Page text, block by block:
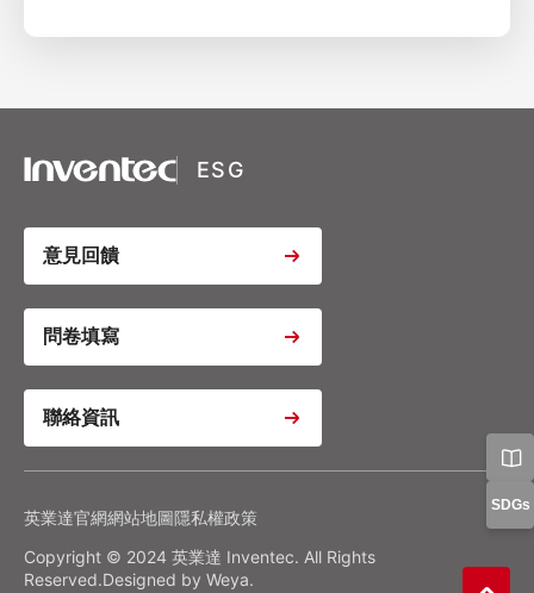
SDGs
全部拒絕 同意全部
XSRF Token
Youtube Video Iframe
Youtube Video Iframe
Youtube Video Iframe
Google Analytics
確認我的選擇
ESG
意見回饋
問卷填寫
聯絡資訊
英業達官網網站地圖隱私權政策
Copyright © 2024 英業達 Inventec. All Rights
Reserved.Designed by Weya.